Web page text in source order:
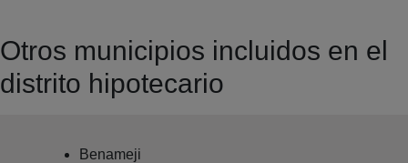
Otros municipios incluidos en el
distrito hipotecario
Benameji